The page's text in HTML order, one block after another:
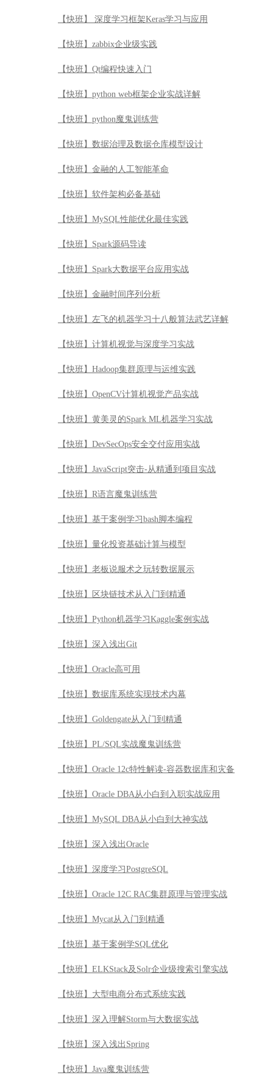
【快班】 深度学习框架Keras学习与应用
【快班】zabbix企业级实践
【快班】Qt编程快速入门
【快班】python web框架企业实战详解
【快班】python魔鬼训练营
【快班】数据治理及数据仓库模型设计
【快班】金融的人工智能革命
【快班】软件架构必备基础
【快班】MySQL性能优化最佳实践
【快班】Spark源码导读
【快班】Spark大数据平台应用实战
【快班】金融时间序列分析
【快班】左飞的机器学习十八般算法武艺详解
【快班】计算机视觉与深度学习实战
【快班】Hadoop集群原理与运维实践
【快班】OpenCV计算机视觉产品实战
【快班】黄美灵的Spark ML机器学习实战
【快班】DevSecOps安全交付应用实战
【快班】JavaScript突击-从精通到项目实战
【快班】R语言魔鬼训练营
【快班】基于案例学习bash脚本编程
【快班】量化投资基础计算与模型
【快班】老板说服术之玩转数据展示
【快班】区块链技术从入门到精通
【快班】Python机器学习Kaggle案例实战
【快班】深入浅出Git
【快班】Oracle高可用
【快班】数据库系统实现技术内幕
【快班】Goldengate从入门到精通
【快班】PL/SQL实战魔鬼训练营
【快班】Oracle 12c特性解读-容器数据库和灾备
【快班】Oracle DBA从小白到入职实战应用
【快班】MySQL DBA从小白到大神实战
【快班】深入浅出Oracle
【快班】深度学习PostgreSQL
【快班】Oracle 12C RAC集群原理与管理实战
【快班】Mycat从入门到精通
【快班】基于案例学SQL优化
【快班】ELKStack及Solr企业级搜索引擎实战
【快班】大型电商分布式系统实践
【快班】深入理解Storm与大数据实战
【快班】深入浅出Spring
【快班】Java魔鬼训练营